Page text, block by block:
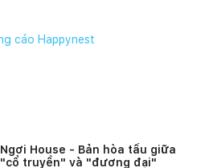
Ngơi House - Bản hòa tấu giữa
"cổ truyền" và "đương đại"